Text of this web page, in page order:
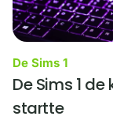
De Sims 1
De Sims 1
startte